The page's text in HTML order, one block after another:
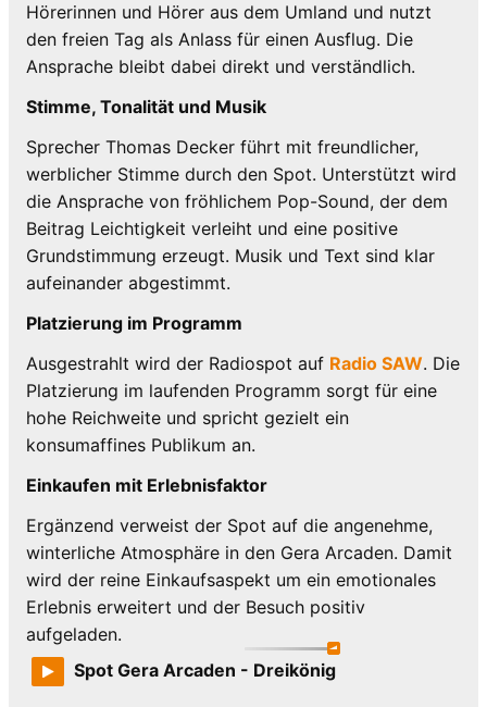
Hörerinnen und Hörer aus dem Umland und nutzt
den freien Tag als Anlass für einen Ausflug. Die
Ansprache bleibt dabei direkt und verständlich.
Stimme, Tonalität und Musik
Sprecher Thomas Decker führt mit freundlicher,
werblicher Stimme durch den Spot. Unterstützt wird
die Ansprache von fröhlichem Pop-Sound, der dem
Beitrag Leichtigkeit verleiht und eine positive
Grundstimmung erzeugt. Musik und Text sind klar
aufeinander abgestimmt.
Platzierung im Programm
Ausgestrahlt wird der Radiospot auf Radio SAW. Die
Platzierung im laufenden Programm sorgt für eine
hohe Reichweite und spricht gezielt ein
konsumaffines Publikum an.
Einkaufen mit Erlebnisfaktor
Ergänzend verweist der Spot auf die angenehme,
winterliche Atmosphäre in den Gera Arcaden. Damit
wird der reine Einkaufsaspekt um ein emotionales
Erlebnis erweitert und der Besuch positiv
aufgeladen.
Spot Gera Arcaden - Dreikönig